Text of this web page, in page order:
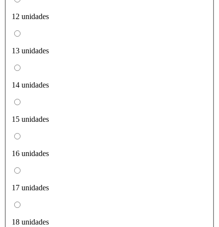
12 unidades
13 unidades
14 unidades
15 unidades
16 unidades
17 unidades
18 unidades